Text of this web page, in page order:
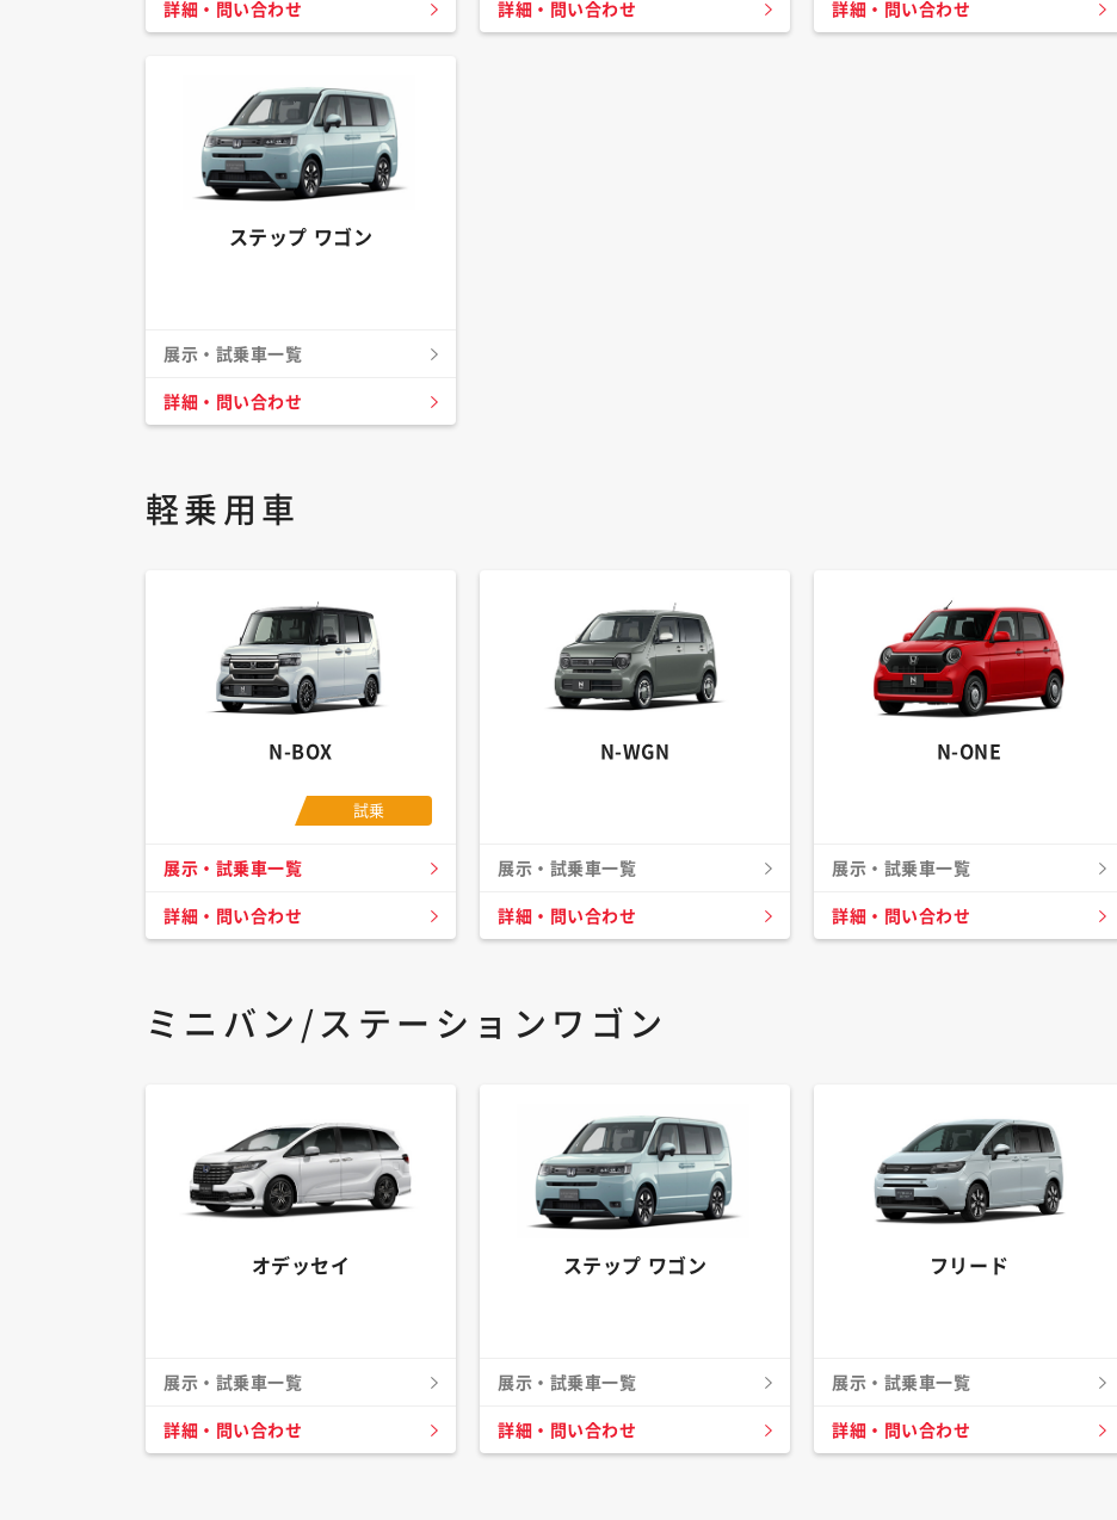
詳細・問い合わせ 詳細・問い合わせ 詳細・問い合わせ
ステップ ワゴン
展示・試乗車一覧
詳細・問い合わせ
軽乗用車
N-BOX
試乗
展示・試乗車一覧
詳細・問い合わせ
N-WGN
展示・試乗車一覧
詳細・問い合わせ
N-ONE
展示・試乗車一覧
詳細・問い合わせ
ミニバン/ステーションワゴン
オデッセイ
展示・試乗車一覧
詳細・問い合わせ
ステップ ワゴン
展示・試乗車一覧
詳細・問い合わせ
フリード
展示・試乗車一覧
詳細・問い合わせ